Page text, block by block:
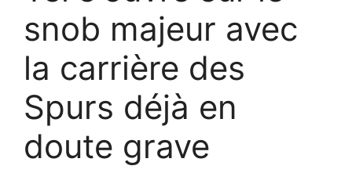
snob majeur avec
la carrière des
Spurs déjà en
doute grave